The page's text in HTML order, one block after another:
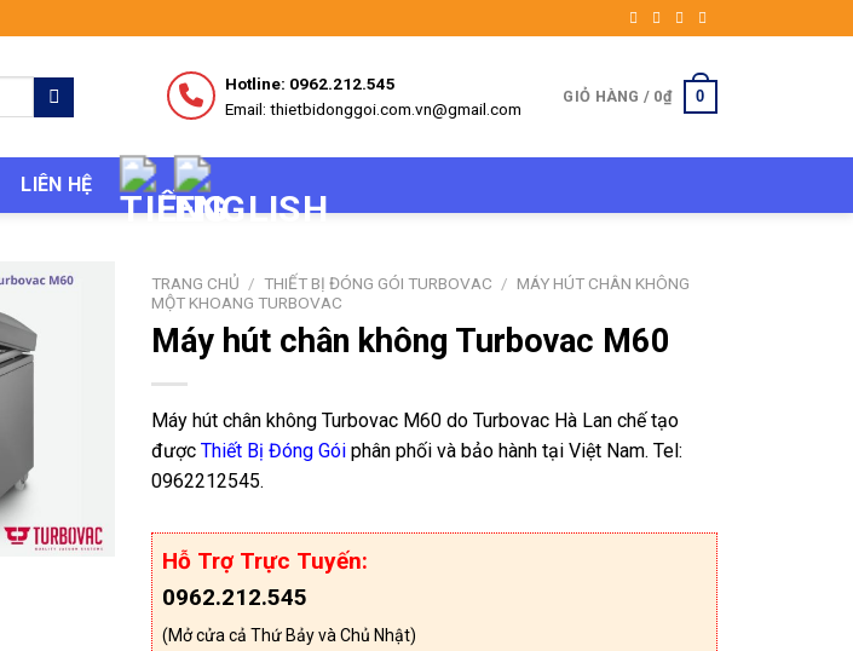
Hotline: 0962.212.545
Email: thietbidonggoi.com.vn@gmail.com
GIỎ HÀNG / 0₫ 0
LIÊN HỆ
TRANG CHỦ / THIẾT BỊ ĐÓNG GÓI TURBOVAC / MÁY HÚT CHÂN KHÔNG
MỘT KHOANG TURBOVAC
Máy hút chân không Turbovac M60
Máy hút chân không Turbovac M60 do Turbovac Hà Lan chế tạo
được Thiết Bị Đóng Góiphân phối và bảo hành tại Việt Nam. Tel:
0962212545.
Hỗ Trợ Trực Tuyến:
0962.212.545
(Mở cửa cả Thứ Bảy và Chủ Nhật)